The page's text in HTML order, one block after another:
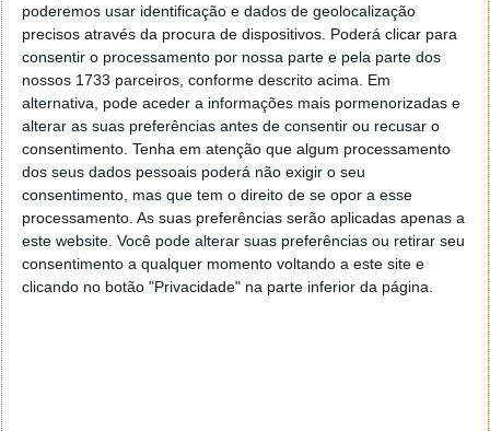
poderemos usar identificação e dados de geolocalização
precisos através da procura de dispositivos. Poderá clicar para
consentir o processamento por nossa parte e pela parte dos
nossos 1733 parceiros, conforme descrito acima. Em
alternativa, pode aceder a informações mais pormenorizadas e
alterar as suas preferências antes de consentir ou recusar o
consentimento. Tenha em atenção que algum processamento
dos seus dados pessoais poderá não exigir o seu
consentimento, mas que tem o direito de se opor a esse
processamento. As suas preferências serão aplicadas apenas a
este website. Você pode alterar suas preferências ou retirar seu
consentimento a qualquer momento voltando a este site e
clicando no botão "Privacidade" na parte inferior da página.
PC Desktop HP Elite 8300 All-in-One É um PC All in
One compacto para empresas, com ecrã de 23” com
resolução Full HD e interface por toque, som SRS
Premium, processadores Intel vPro de 3ª geração e a
tecnologia Intel Smart Response Technology. Com o
PVP a começar nos€699+IVA, já está disponível em
Portugal.